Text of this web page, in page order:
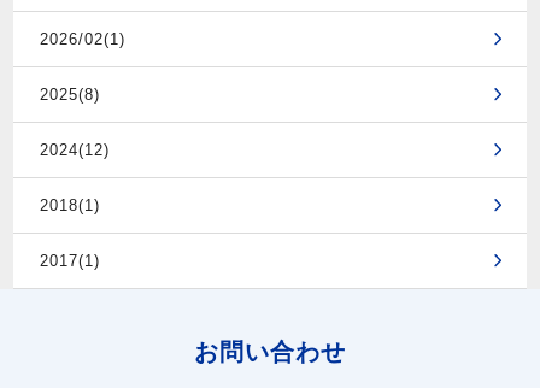
2026/02(1)
2025(8)
2024(12)
2018(1)
2017(1)
お問い合わせ